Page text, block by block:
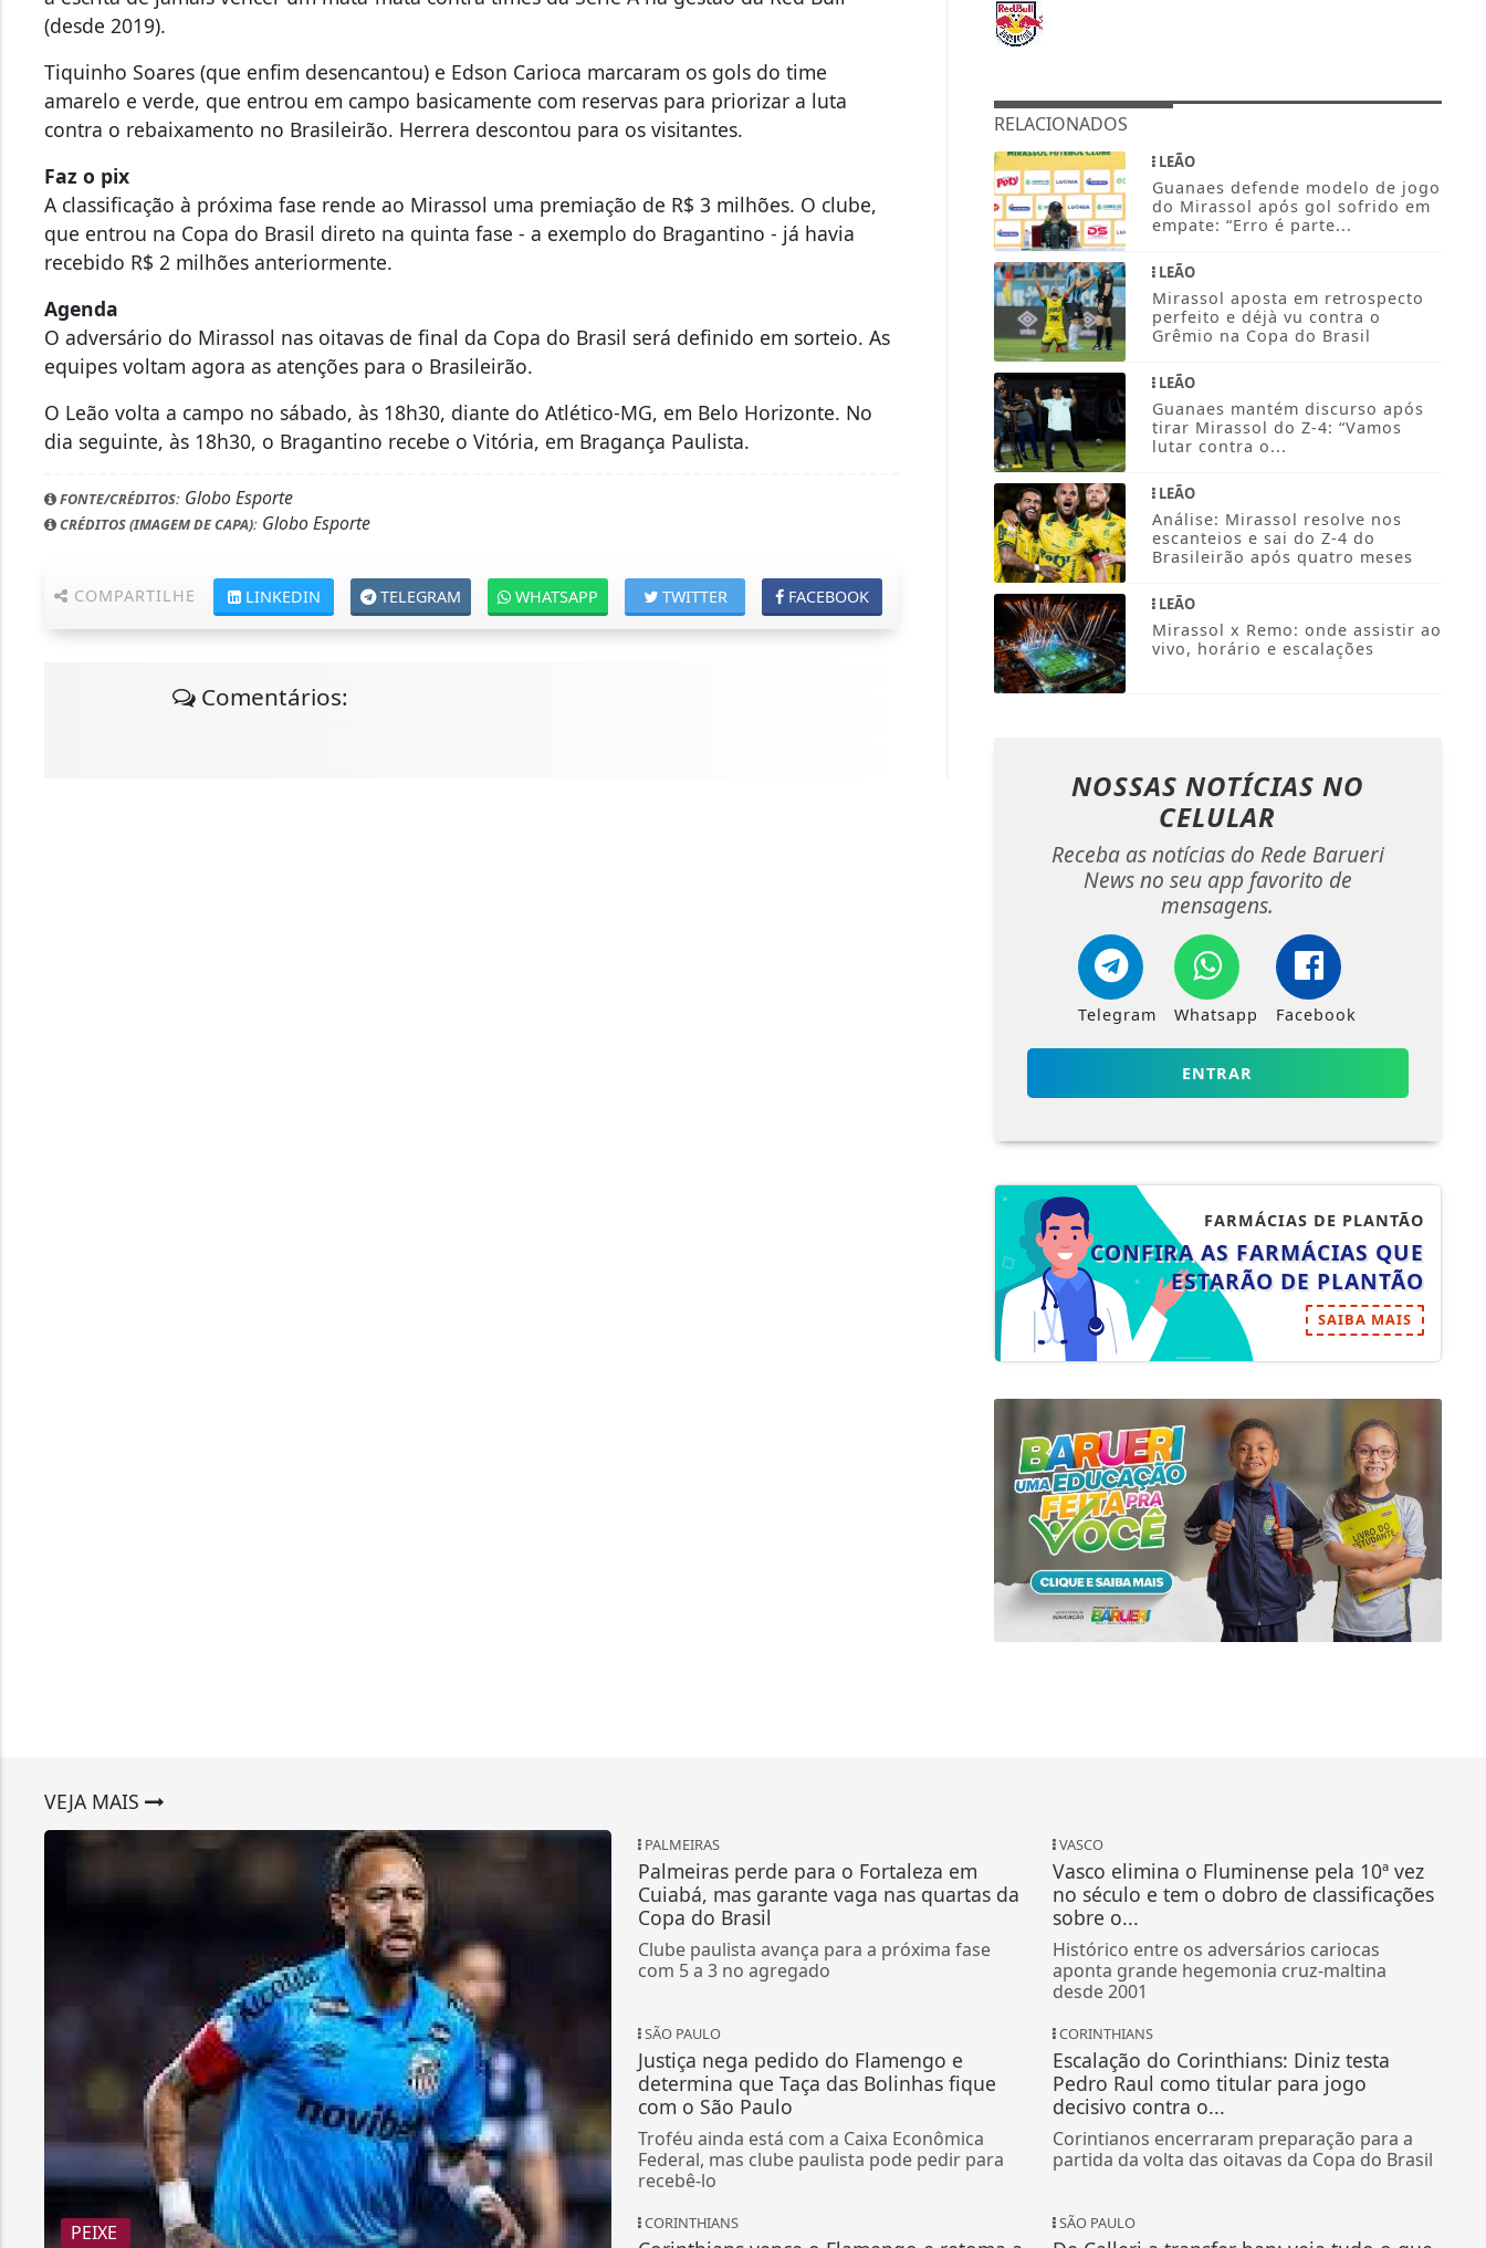
Tiquinho Soares (que enfim desencantou) e Edson Carioca marcaram os gols do time
amarelo e verde, que entrou em campo basicamente com reservas para priorizar a luta
contra o rebaixamento no Brasileirão. Herrera descontou para os visitantes.
Faz o pix
A classificação à próxima fase rende ao Mirassol uma premiação de R$ 3 milhões. O clube,
que entrou na Copa do Brasil direto na quinta fase - a exemplo do Bragantino - já havia
recebido R$ 2 milhões anteriormente.
Agenda
O adversário do Mirassol nas oitavas de final da Copa do Brasil será definido em sorteio. As
equipes voltam agora as atenções para o Brasileirão.
O Leão volta a campo no sábado, às 18h30, diante do Atlético-MG, em Belo Horizonte. No
dia seguinte, às 18h30, o Bragantino recebe o Vitória, em Bragança Paulista.
FONTE/CRÉDITOS: Globo Esporte
Guanaes defende modelo de jogo
do Mirassol após gol sofrido em
empate: “Erro é parte...
LEÃO
Mirassol aposta em retrospecto
perfeito e déjà vu contra o
Grêmio na Copa do Brasil
LEÃO
Guanaes mantém discurso após
tirar Mirassol do Z-4: “Vamos
lutar contra o...
LEÃO
Análise: Mirassol resolve nos
escanteios e sai do Z-4 do
Brasileirão após quatro meses
LEÃO
Mirassol x Remo: onde assistir ao
vivo, horário e escalações
CELULAR
Receba as notícias do Rede Barueri
News no seu app favorito de
mensagens.
Telegram Whatsapp Facebook
FARMÁCIAS DE PLANTÃO
CONFIRA AS FARMÁCIAS QUE
ESTARÃO DE PLANTÃO
SAIBA MAIS
PEIXE
Santos responde ao presidente do Remo
Cuiabá, mas garante vaga nas quartas da
Copa do Brasil
Clube paulista avança para a próxima fase
com 5 a 3 no agregado
no século e tem o dobro de classificações
sobre o...
Histórico entre os adversários cariocas
aponta grande hegemonia cruz-maltina
desde 2001
Justiça nega pedido do Flamengo e
determina que Taça das Bolinhas fique
com o São Paulo
Troféu ainda está com a Caixa Econômica
Federal, mas clube paulista pode pedir para
recebê-lo
CORINTHIANS
Pedro Raul como titular para jogo
decisivo contra o...
Corintianos encerraram preparação para a
partida da volta das oitavas da Copa do Brasil
CORINTHIANS
liderança do Brasileirão Feminino
De Calleri a transfer ban: veja tudo o que
o São Paulo tem para resolver nesta